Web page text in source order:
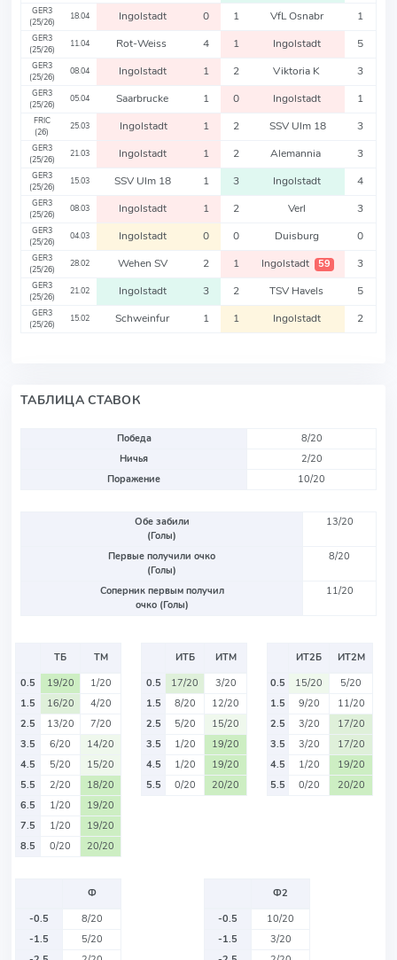
GER3
(25/26)
18.04 Ingolstadt 0 1 VfL Osnabr 1
GER3
(25/26)
11.04 Rot-Weiss 4 1 Ingolstadt 5
GER3
(25/26)
08.04 Ingolstadt 1 2 Viktoria K 3
GER3
(25/26)
05.04 Saarbrucke 1 0 Ingolstadt 1
FRIC
(26)
25.03 Ingolstadt 1 2 SSV Ulm 18 3
GER3
(25/26)
21.03 Ingolstadt 1 2 Alemannia 3
GER3
(25/26)
15.03 SSV Ulm 18 1 3 Ingolstadt 4
GER3
(25/26)
08.03 Ingolstadt 1 2 Verl 3
GER3
(25/26)
04.03 Ingolstadt 0 0 Duisburg 0
GER3
(25/26)
28.02 Wehen SV 2 1 Ingolstadt 59 3
GER3
(25/26)
21.02 Ingolstadt 3 2 TSV Havels 5
GER3
(25/26)
15.02 Schweinfur 1 1 Ingolstadt 2
ТАБЛИЦА СТАВОК
Победа
8/20
Ничья
2/20
Поражение
10/20
Обе забили
(Голы)
13/20
Первые получили очко
(Голы)
8/20
Соперник первым получил
очко (Голы)
11/20
ТБ
ТМ
0.5
19/20
1/20
1.5
16/20
4/20
2.5
13/20
7/20
3.5
6/20
14/20
4.5
5/20
15/20
5.5
2/20
18/20
6.5
1/20
19/20
7.5
1/20
19/20
8.5
0/20 20/20
ИТБ
ИТМ
0.5
17/20
3/20
1.5
8/20
12/20
2.5
5/20
15/20
3.5
1/20
19/20
4.5
1/20
19/20
5.5
0/20 20/20
ИТ2Б
ИТ2М
0.5
15/20
5/20
1.5
9/20
11/20
2.5
3/20
17/20
3.5
3/20
17/20
4.5
1/20
19/20
5.5
0/20 20/20
Ф
-0.5
8/20
-1.5
5/20
Ф2
-0.5
10/20
-1.5
3/20